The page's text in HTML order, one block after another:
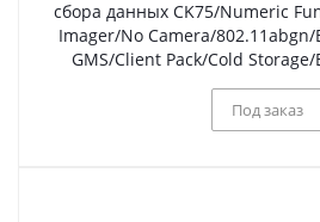
сбора данных CK75/Numeric
Imager/No Camera/
GMS/Client Pack/Cold
Под заказ